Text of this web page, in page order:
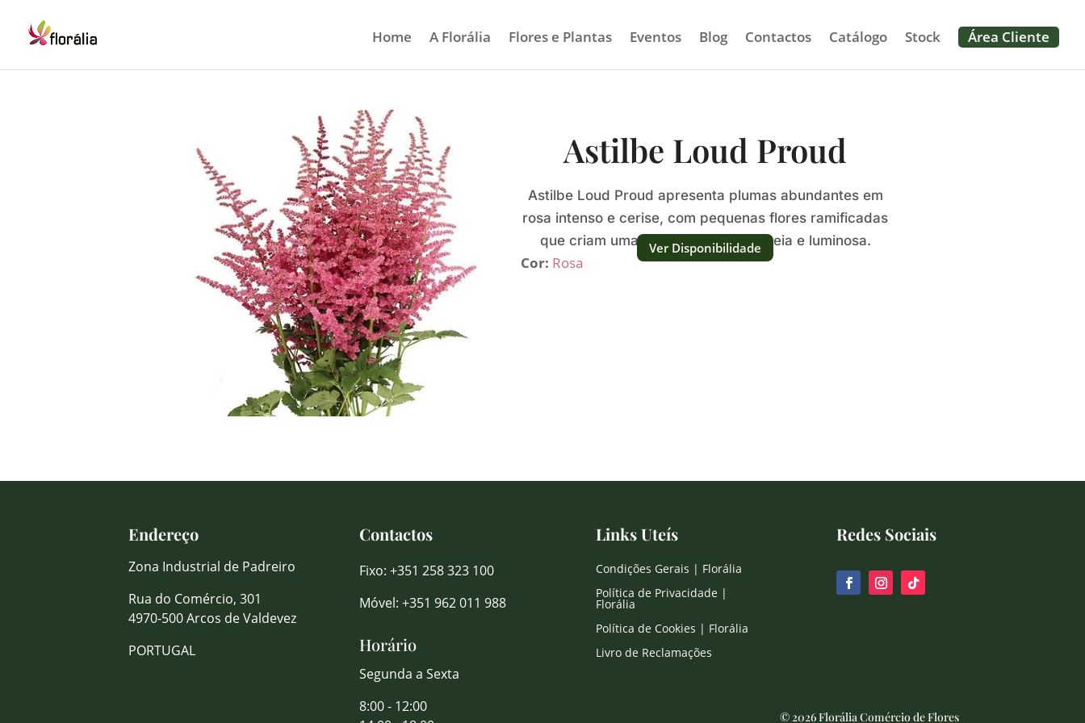
Home A Florália Flores e Plantas Eventos Blog Contactos Catálogo Stock Área Cliente
Astilbe Loud Proud
Astilbe Loud Proud apresenta plumas abundantes em
rosa intenso e cerise, com pequenas flores ramificadas
que criam uma textura plumosa, cheia e luminosa.
Cor: Rosa
Ver Disponibilidade
Endereço
Zona Industrial de Padreiro
Rua do Comércio, 301
4970-500 Arcos de Valdevez
PORTUGAL
Contactos
Fixo: +351 258 323 100
Móvel: +351 962 011 988
Horário
Segunda a Sexta
8:00 - 12:00
Links Uteís
Condições Gerais | Florália
Política de Privacidade |
Florália
Política de Cookies | Florália
Livro de Reclamações
Redes Sociais
© 2026 Florália Comércio de Flores